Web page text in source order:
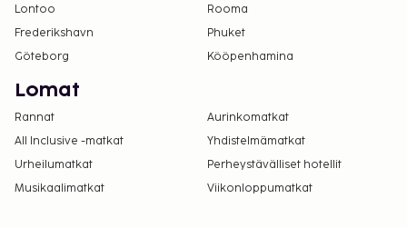
Lontoo
Rooma
Frederikshavn
Phuket
Göteborg
Kööpenhamina
Lomat
Rannat
Aurinkomatkat
All Inclusive -matkat
Yhdistelmämatkat
Urheilumatkat
Perheystävälliset hotellit
Musikaalimatkat
Viikonloppumatkat